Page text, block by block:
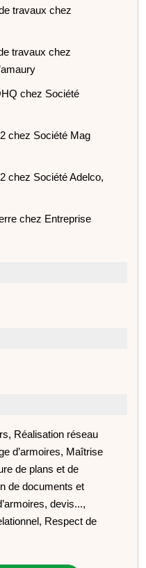
travaux chez
travaux chez
chez Société
chez Société Mag
chez Société Adelco,
chez Entreprise
Réalisation réseau
d’armoires, Maîtrise
de plans et de
de documents et
devis...,
Respect de